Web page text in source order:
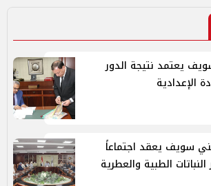
يعتمد نتيجة الدور
الإعدادية
سويف يعقد اجتماعاً
الطبية والعطرية